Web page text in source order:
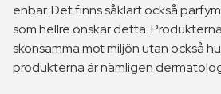
enbär. Det finns såklart också
som hellre önskar detta.
skonsamma mot miljön utan också
produkterna är nämligen